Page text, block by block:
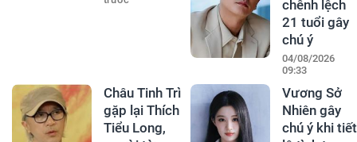
chênh lệch
21 tuổi gây
chú ý
04/08/2026
09:33
Châu Tinh Trì
gặp lại Thích
Tiểu Long,
Vương Sở
Nhiên gây
chú ý khi tiết